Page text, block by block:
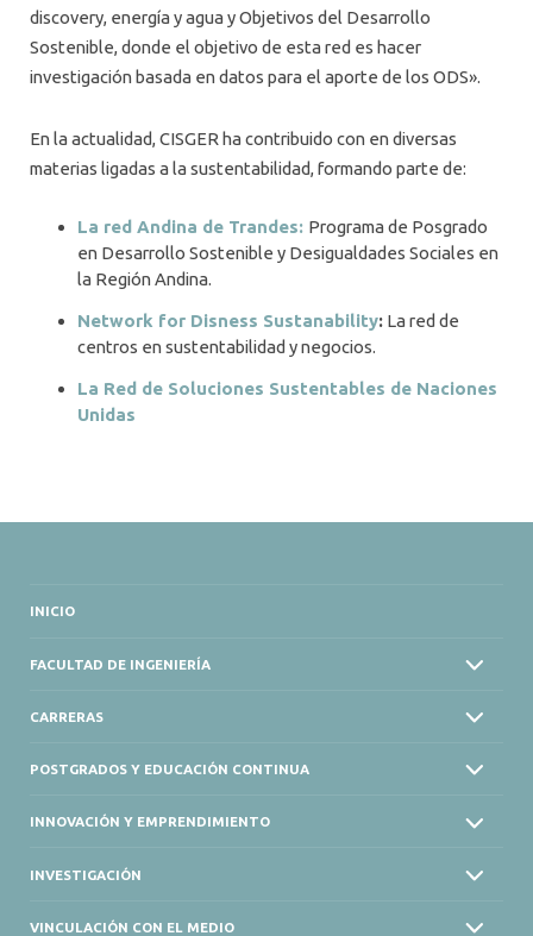
discovery, energía y agua y Objetivos del Desarrollo
Sostenible, donde el objetivo de esta red es hacer
investigación basada en datos para el aporte de los ODS».
En la actualidad, CISGER ha contribuido con en diversas
materias ligadas a la sustentabilidad, formando parte de:
La red Andina de Trandes: Programa de Posgrado
en Desarrollo Sostenible y Desigualdades Sociales en
la Región Andina.
Network for Disness Sustanability: La red de
centros en sustentabilidad y negocios.
La Red de Soluciones Sustentables de Naciones
Unidas
INICIO
FACULTAD DE INGENIERÍA
CARRERAS
POSTGRADOS Y EDUCACIÓN CONTINUA
INNOVACIÓN Y EMPRENDIMIENTO
INVESTIGACIÓN
VINCULACIÓN CON EL MEDIO